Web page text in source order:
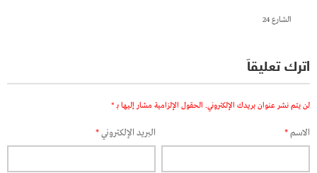
الشارع 24
اترك تعليقاً
لن يتم نشر عنوان بريدك الإلكتروني. الحقول الإلزامية مشار إليها بـ *
الاسم* البريد الإلكتروني*